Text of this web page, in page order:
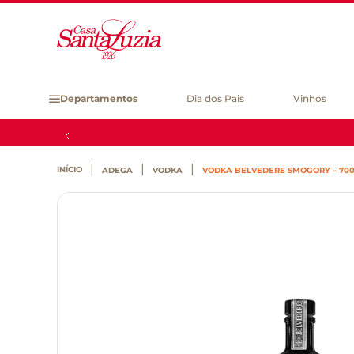
Departamentos Dia dos Pais Vinhos
ADEGA VODKA VODKA BELVEDERE SMOGORY –